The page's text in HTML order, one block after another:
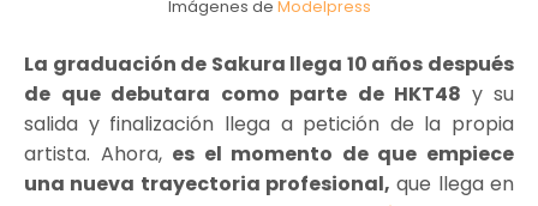
Imágenes de Modelpress
La graduación de Sakura llega 10 años después
de que debutara como parte de HKT48 y su
salida y finalización llega a petición de la propia
artista. Ahora, es el momento de que empiece
una nueva trayectoria profesional, que llega en